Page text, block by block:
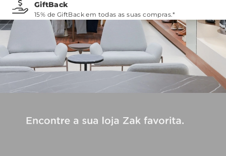
GiftBack
15% de GiftBack em todas as suas compras.*